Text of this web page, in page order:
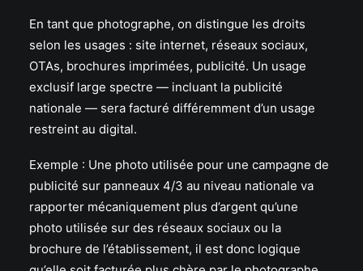
En tant que photographe, on distingue les droits
selon les usages : site internet, réseaux sociaux,
OTAs, brochures imprimées, publicité. Un usage
exclusif large spectre — incluant la publicité
nationale — sera facturé différemment d’un usage
restreint au digital.
Exemple : Une photo utilisée pour une campagne de
publicité sur panneaux 4/3 au niveau nationale va
rapporter mécaniquement plus d’argent qu’une
photo utilisée sur des réseaux sociaux ou la
brochure de l’établissement, il est donc logique